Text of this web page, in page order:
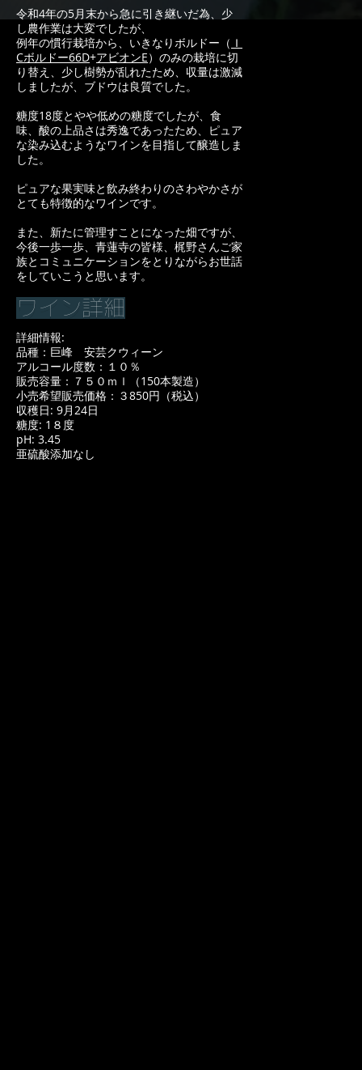
令和4年の5月末から急に引き継いだ為、少
し農作業は大変でしたが、
例年の慣行栽培から、いきなりボルドー（ Ｉ
Cボルドー66D+アビオンE）のみの栽培に切
り替え、少し樹勢が乱れたため、収量は激減
しましたが、ブドウは良質でした。
糖度18度とやや低めの糖度でしたが、食
味、酸の上品さは秀逸であったため、ピュア
な染み込むようなワインを目指して醸造しま
した。
ピュアな果実味と飲み終わりのさわやかさが
とても特徴的なワインです。
また、新たに管理すことになった畑ですが、
今後一歩一歩、青蓮寺の皆様、梶野さんご家
族とコミュニケーションをとりながらお世話
をしていこうと思います。
​ワイン詳細
詳細情報:
品種：巨峰 安芸クウィーン
アルコール度数：１０％
販売容量：７５０ｍｌ（150本製造）
小売希望販売価格：３850円（税込）
収穫日: 9月24日
糖度: 1８度
pH: 3.45
亜硫酸添加なし